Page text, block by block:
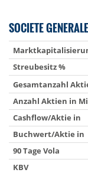
SOCIETE
Streubesitz %
Gesamtanzahl
Anzahl Aktien in
Cashflow/Aktie in
Buchwert/Aktie in
90 Tage Vola
KBV